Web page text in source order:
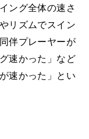
ング全体の速さ
リズムでスイン
伴プレーヤーが
速かった」など
速かった」とい